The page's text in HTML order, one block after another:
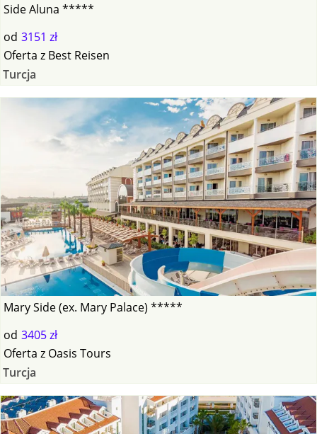
Side Aluna *****
od 3151 zł
Oferta z Best Reisen
Turcja
Mary Side (ex. Mary Palace) *****
od 3405 zł
Oferta z Oasis Tours
Turcja